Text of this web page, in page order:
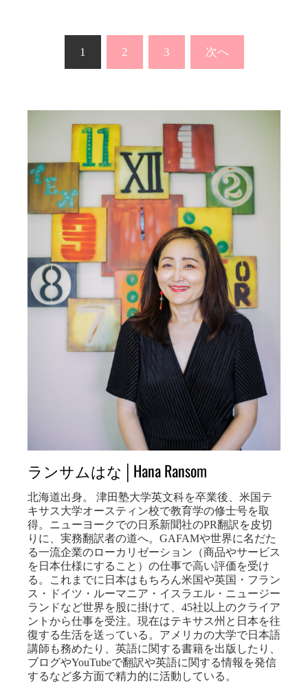
の
ー
ジ
り
1 2 3 次へ
ランサムはな│Hana Ransom
北海道出身。 津田塾大学英文科を卒業後、米国テ
キサス大学オースティン校で教育学の修士号を取
得。ニューヨークでの日系新聞社のPR翻訳を皮切
りに、実務翻訳者の道へ。GAFAMや世界に名だた
る一流企業のローカリゼーション（商品やサービス
を日本仕様にすること）の仕事で高い評価を受け
る。これまでに日本はもちろん米国や英国・フラン
ス・ドイツ・ルーマニア・イスラエル・ニュージー
ランドなど世界を股に掛けて、45社以上のクライア
ントから仕事を受注。現在はテキサス州と日本を往
復する生活を送っている。アメリカの大学で日本語
講師も務めたり、英語に関する書籍を出版したり、
ブログやYouTubeで翻訳や英語に関する情報を発信
するなど多方面で精力的に活動している。